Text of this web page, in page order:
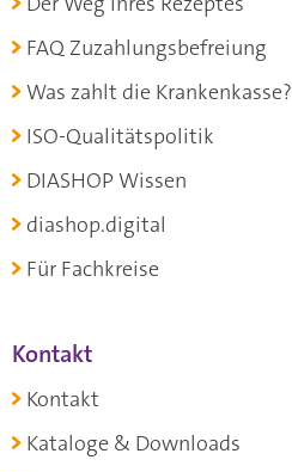
FAQ Zuzahlungsbefreiung
Was zahlt die Krankenkasse?
ISO-Qualitätspolitik
DIASHOP Wissen
diashop.digital
Für Fachkreise
Kontakt
Kontakt
Kataloge & Downloads